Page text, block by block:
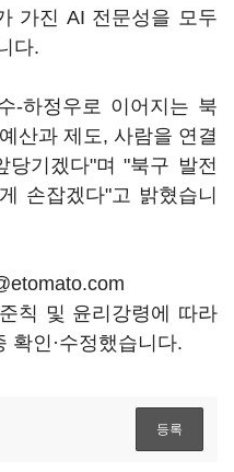
가진 AI 전문성을 모두
다.
-하정우로 이어지는 북
산과 제도, 사람을 연결
기겠다"며 "북구 발전
손잡겠다"고 밝혔습니
칙 및 윤리강령에 따라
확인·수정했습니다.